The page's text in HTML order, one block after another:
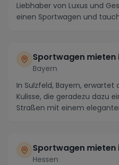
Liebhaber von Luxus und
einen Sportwagen und
Sportwagen mieten
Bayern
In Sulzfeld, Bayern,
Kulisse, die geradezu dazu
Straßen mit einem
Sportwagen mieten
Hessen